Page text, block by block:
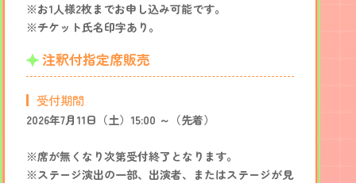
※お1人様2枚までお申し込み可能です。
※チケット氏名印字あり。
注釈付指定席販売
受付期間
2026年7月11日（土）15:00 ～（先着）
※席が無くなり次第受付終了となります。
※ステージ演出の一部、出演者、またはステージが見